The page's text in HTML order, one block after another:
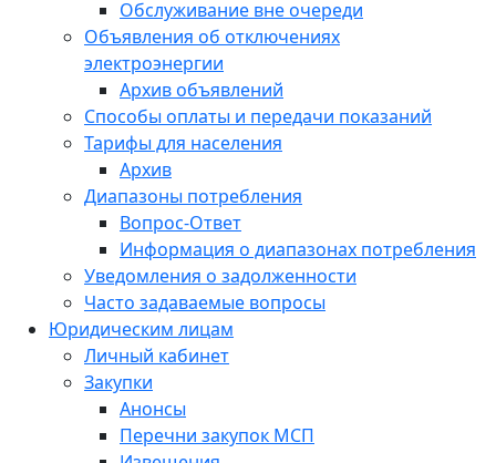
Обслуживание вне очереди
Объявления об отключениях
электроэнергии
Архив объявлений
Способы оплаты и передачи показаний
Тарифы для населения
Архив
Диапазоны потребления
Вопрос-Ответ
Информация о диапазонах потребления
Уведомления о задолженности
Часто задаваемые вопросы
Юридическим лицам
Личный кабинет
Закупки
Анонсы
Перечни закупок МСП